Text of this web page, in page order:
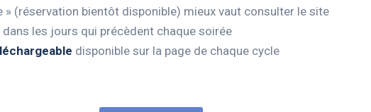
» (réservation bientôt disponible) mieux vaut consulter le site
les jours qui précèdent chaque soirée
disponible sur la page de chaque cycle